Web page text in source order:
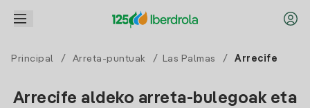
Principal / Arreta-puntuak / Las Palmas / Arrecife
Arrecife aldeko arreta-bulegoak eta